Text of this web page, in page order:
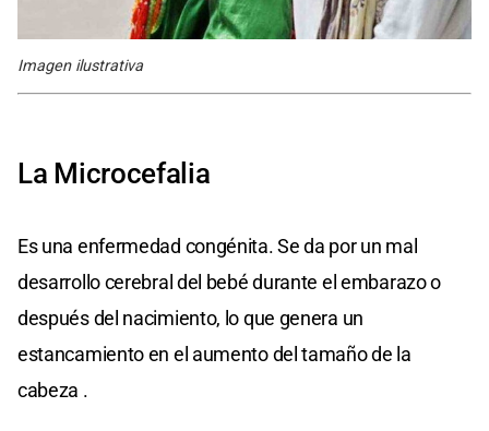
Imagen ilustrativa
La Microcefalia
Es una enfermedad congénita. Se da por un mal
desarrollo cerebral del bebé durante el embarazo o
después del nacimiento, lo que genera un
estancamiento en el aumento del tamaño de la
cabeza .